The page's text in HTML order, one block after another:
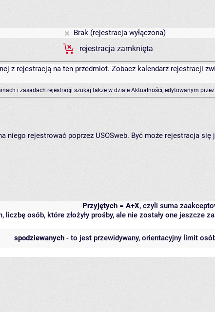
Brak (rejestracja wyłączona)
rejestracja zamknięta
z rejestracją na ten przedmiot. Zobacz kalendarz rejestracji
i zasadach rejestracji szukaj także w dziale Aktualności, edytowanym
rejestrować poprzez USOSweb. Być może rejestracja się
Przyjętych = A+X, czyli suma
osób, które złożyły prośby, ale nie zostały one jeszcze
spodziewanych - to jest przewidywany, orientacyjny limit